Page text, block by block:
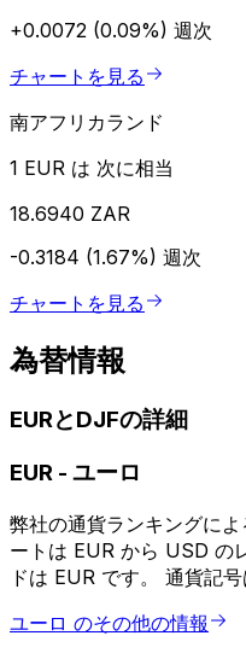
+0.0072 (0.09%) 週次
チャートを見る
南アフリカランド
1 EUR は 次に相当
18.6940 ZAR
-0.3184 (1.67%) 週次
チャートを見る
為替情報
EURとDJFの詳細
EUR - ユーロ
弊社の通貨ランキングに
ートは EUR から USD の
ドは EUR です。 通貨記号
ユーロ のその他の情報